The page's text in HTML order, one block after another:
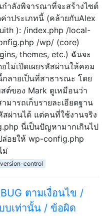
ำลังพิจารณาที่จะสร้างไซต์
าประเภทนี้ (คล้ายกับAlex
): /index.php /local-
/wp/ (core)
themes, etc.) ฉันจะ
ไม่เปิดเผยรหัสผ่านให้คอม
ลายเป็นที่สาธารณะ โดย
ต์ของ Mark ดูเหมือนว่า
มารถเก็บรายละเอียดฐาน
ผ่านได้ แต่คนที่ใช้งานจริง
นี่เป็นปัญหามากเกินไป
อยให้ wp-config.php
ม่
version-control
ตามเงื่อนไข /
บเท่านั้น / ข้อผิด